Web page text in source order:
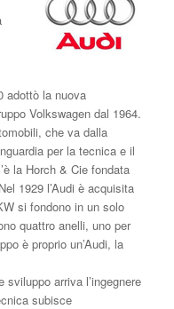
adottò la nuova
Volkswagen dal 1964.
che va dalla
per la tecnica e il
la Horch & Cie fondata
1929 l’Audi è acquisita
si fondono in un solo
quattro anelli, uno per
è proprio un’Audi, la
arriva l’ingegnere
subisce